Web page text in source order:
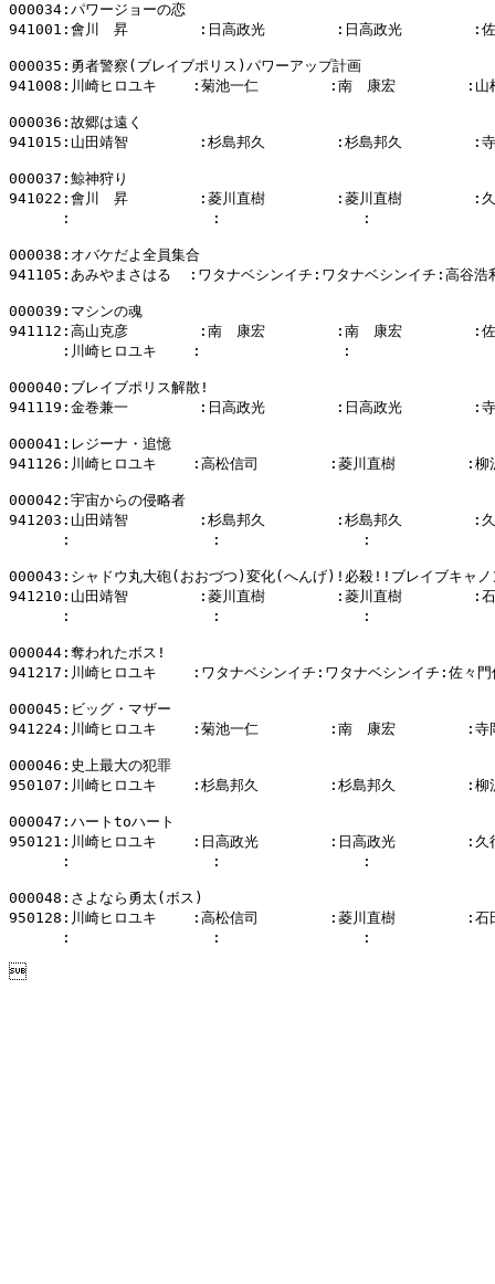
000034:パワージョーの恋
941001:會川　昇        :日高政光        :日高政光        :佐
000035:勇者警察(ブレイブポリス)パワーアップ計画
941008:川崎ヒロユキ    :菊池一仁        :南　康宏        :山
000036:故郷は遠く
941015:山田靖智        :杉島邦久        :杉島邦久        :寺
000037:鯨神狩り
941022:會川　昇        :菱川直樹        :菱川直樹        :久
:                :                :
000038:オバケだよ全員集合
941105:あみやまさはる  :ワタナベシンイチ:ワタナベシンイチ:高谷浩
000039:マシンの魂
941112:高山克彦        :南　康宏        :南　康宏        :佐
:川崎ヒロユキ    :                :
000040:ブレイブポリス解散!
941119:金巻兼一        :日高政光        :日高政光        :寺
000041:レジーナ・追憶
941126:川崎ヒロユキ    :高松信司        :菱川直樹        :柳沢
000042:宇宙からの侵略者
941203:山田靖智        :杉島邦久        :杉島邦久        :久
:                :                :
000043:シャドウ丸大砲(おおづつ)変化(へんげ)!必殺!!ブレイブキャノ
941210:山田靖智        :菱川直樹        :菱川直樹        :石
:                :                :
000044:奪われたボス!
941217:川崎ヒロユキ    :ワタナベシンイチ:ワタナベシンイチ:佐々門
000045:ビッグ・マザー
941224:川崎ヒロユキ    :菊池一仁        :南　康宏        :寺
000046:史上最大の犯罪
950107:川崎ヒロユキ    :杉島邦久        :杉島邦久        :柳沢
000047:ハートtoハート
950121:川崎ヒロユキ    :日高政光        :日高政光        :久行
:                :                :
000048:さよなら勇太(ボス)
950128:川崎ヒロユキ    :高松信司        :菱川直樹        :石田
